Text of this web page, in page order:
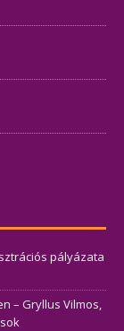
pályázata
– Gryllus Vilmos,